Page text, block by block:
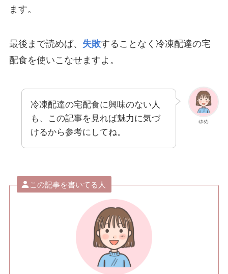
ます。
最後まで読めば、 失敗することなく冷凍配達の宅
配食を使いこなせますよ。
ゆめ
冷凍配達の宅配食に興味のない人
も、この記事を見れば魅力に気づ
けるから参考にしてね。
この記事を書いてる人